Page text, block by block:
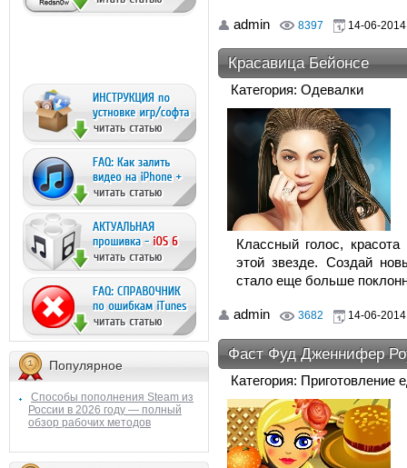
Популярное
Способы пополнения Steam из
России в 2026 году — полный
обзор рабочих методов
admin 8397 14-06-
Красавица Бейонсе
Категория: Одевалки
Классный голос,
этой звезде. Создай
стало еще больше
admin 3682 14-06-
Фаст Фуд Дженнифер
Категория: Приготовление